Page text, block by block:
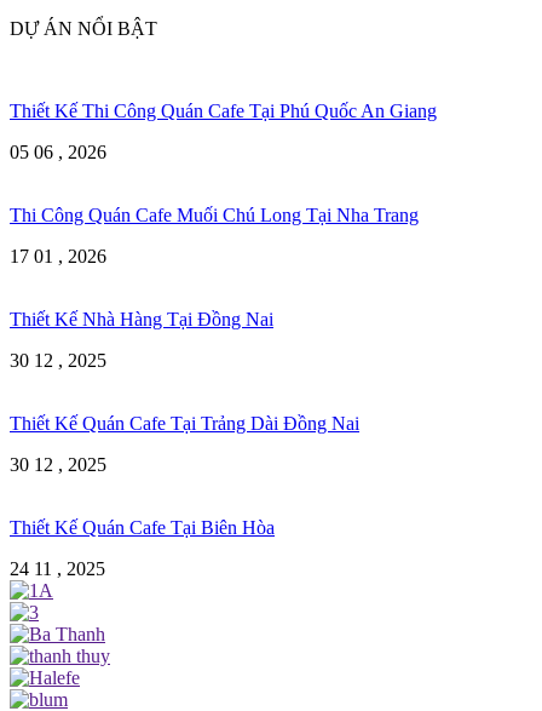
DỰ ÁN NỔI BẬT
Thiết Kế Thi Công Quán Cafe Tại Phú Quốc An Giang
05 06 , 2026
Thi Công Quán Cafe Muối Chú Long Tại Nha Trang
17 01 , 2026
Thiết Kế Nhà Hàng Tại Đồng Nai
30 12 , 2025
Thiết Kế Quán Cafe Tại Trảng Dài Đồng Nai
30 12 , 2025
Thiết Kế Quán Cafe Tại Biên Hòa
24 11 , 2025